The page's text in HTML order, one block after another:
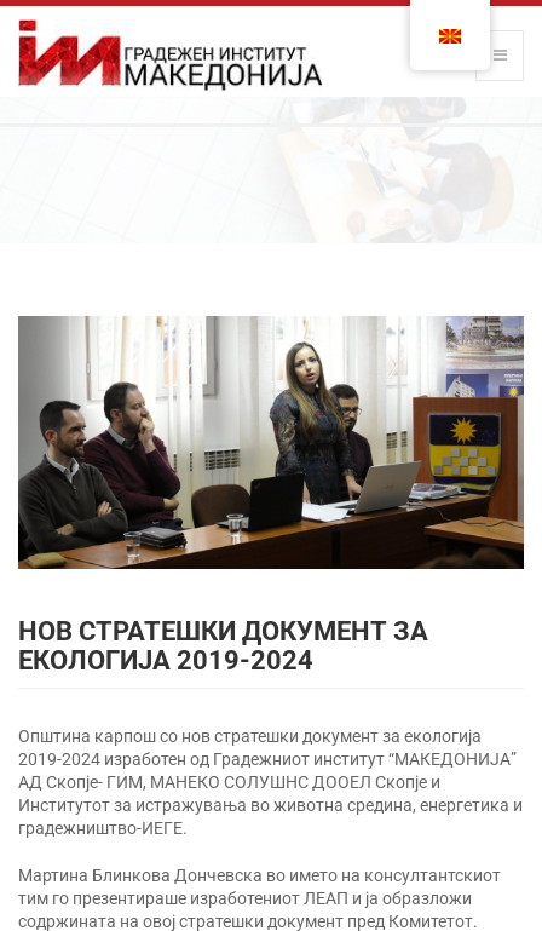
НОВ СТРАТЕШКИ ДОКУМЕНТ ЗА
ЕКОЛОГИЈА 2019-2024
Општина карпош со нов стратешки документ за екологија
2019-2024 изработен од Градежниот институт “МАКЕДОНИЈА”
АД Скопје- ГИМ, МАНЕКО СОЛУШНС ДООЕЛ Скопје и
Институтот за истражувања во животна средина, енергетика и
градежништво-ИЕГЕ.
Мартина Блинкова Дончевска во името на консултантскиот
тим го презентираше изработениот ЛЕАП и ја образложи
содржината на овој стратешки документ пред Комитетот.